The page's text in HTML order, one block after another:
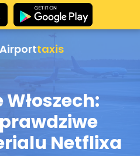
Airporttaxis
Netflixa